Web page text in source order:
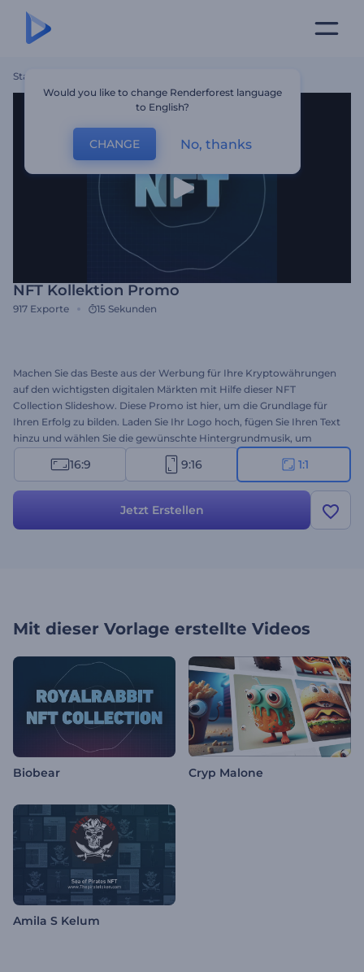
Startseite
NFT Kollektion Promo
917 Exporte 15 Sekunden
Machen Sie das Beste aus der Werbung für Ihre Kryptowährungen
auf den wichtigsten digitalen Märkten mit Hilfe dieser NFT
Collection Slideshow. Diese Promo ist hier, um die Grundlage für
Ihren Erfolg zu bilden. Laden Sie Ihr Logo hoch, fügen Sie Ihren Text
hinzu und wählen Sie die gewünschte Hintergrundmusik, um
innerhalb weniger Minuten eine einzigartige Promo zu erstellen.
Verwenden Sie diese Promo für Ihre Präsentationen von
Projekte. Probieren Sie es jetzt aus!
16:9 9:16 1:1
Jetzt Erstellen
Mit dieser Vorlage erstellte Videos
Biobear Cryp Malone
Amila S Kelum
Would you like to change Renderforest language
to English?
CHANGE No, thanks